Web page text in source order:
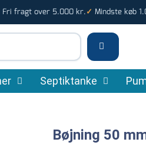
Fri fragt over 5.000 kr. ✓ Mindste køb
Septiktanke
Bøjning 50